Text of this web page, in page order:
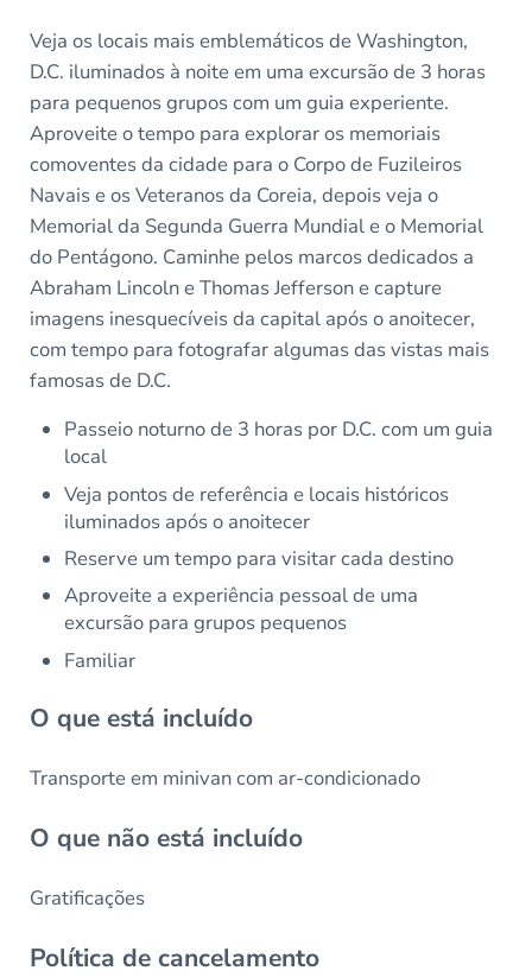
Veja os locais mais emblemáticos de Washington,
D.C. iluminados à noite em uma excursão de 3 horas
para pequenos grupos com um guia experiente.
Aproveite o tempo para explorar os memoriais
comoventes da cidade para o Corpo de Fuzileiros
Navais e os Veteranos da Coreia, depois veja o
Memorial da Segunda Guerra Mundial e o Memorial
do Pentágono. Caminhe pelos marcos dedicados a
Abraham Lincoln e Thomas Jefferson e capture
imagens inesquecíveis da capital após o anoitecer,
com tempo para fotografar algumas das vistas mais
famosas de D.C.
Passeio noturno de 3 horas por D.C. com um guia
local
Veja pontos de referência e locais históricos
iluminados após o anoitecer
Reserve um tempo para visitar cada destino
Aproveite a experiência pessoal de uma
excursão para grupos pequenos
Familiar
O que está incluído
Transporte em minivan com ar-condicionado
O que não está incluído
Gratificações
Política de cancelamento